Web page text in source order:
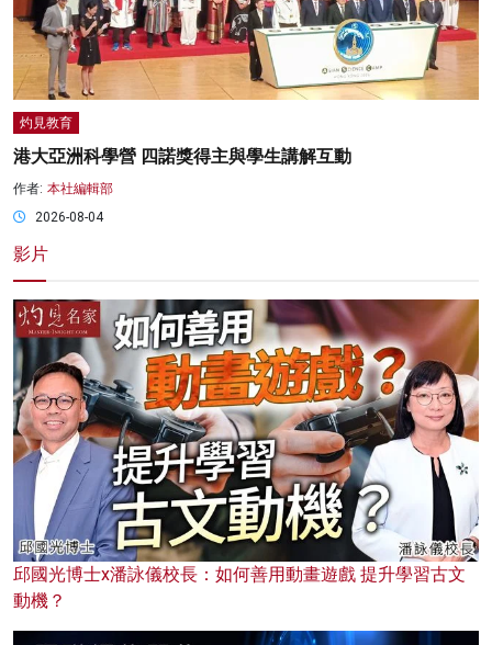
灼見教育
港大亞洲科學營 四諾獎得主與學生講解互動
作者: 本社編輯部
2026-08-04
影片
邱國光博士x潘詠儀校長：如何善用動畫遊戲 提升學習古文
動機？